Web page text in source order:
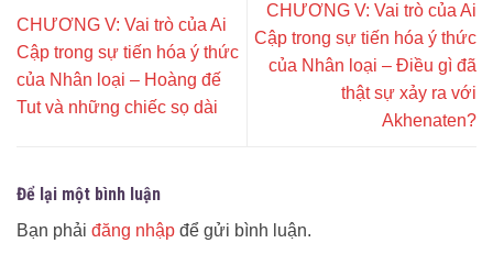
CHƯƠNG V: Vai trò của Ai
Cập trong sự tiến hóa ý thức
của Nhân loại – Hoàng đế
Tut và những chiếc sọ dài
CHƯƠNG V: Vai trò của Ai
Cập trong sự tiến hóa ý thức
của Nhân loại – Điều gì đã
thật sự xảy ra với
Akhenaten?
Để lại một bình luận
Bạn phải đăng nhập để gửi bình luận.